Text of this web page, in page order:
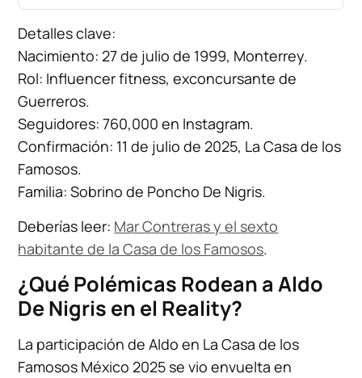
Detalles clave:
Nacimiento: 27 de julio de 1999, Monterrey.
Rol: Influencer fitness, exconcursante de
Guerreros.
Seguidores: 760,000 en Instagram.
Confirmación: 11 de julio de 2025, La Casa de los
Famosos.
Familia: Sobrino de Poncho De Nigris.
Deberías leer: Mar Contreras y el sexto
habitante de la Casa de los Famosos.
¿Qué Polémicas Rodean a Aldo
De Nigris en el Reality?
La participación de Aldo en La Casa de los
Famosos México 2025 se vio envuelta en